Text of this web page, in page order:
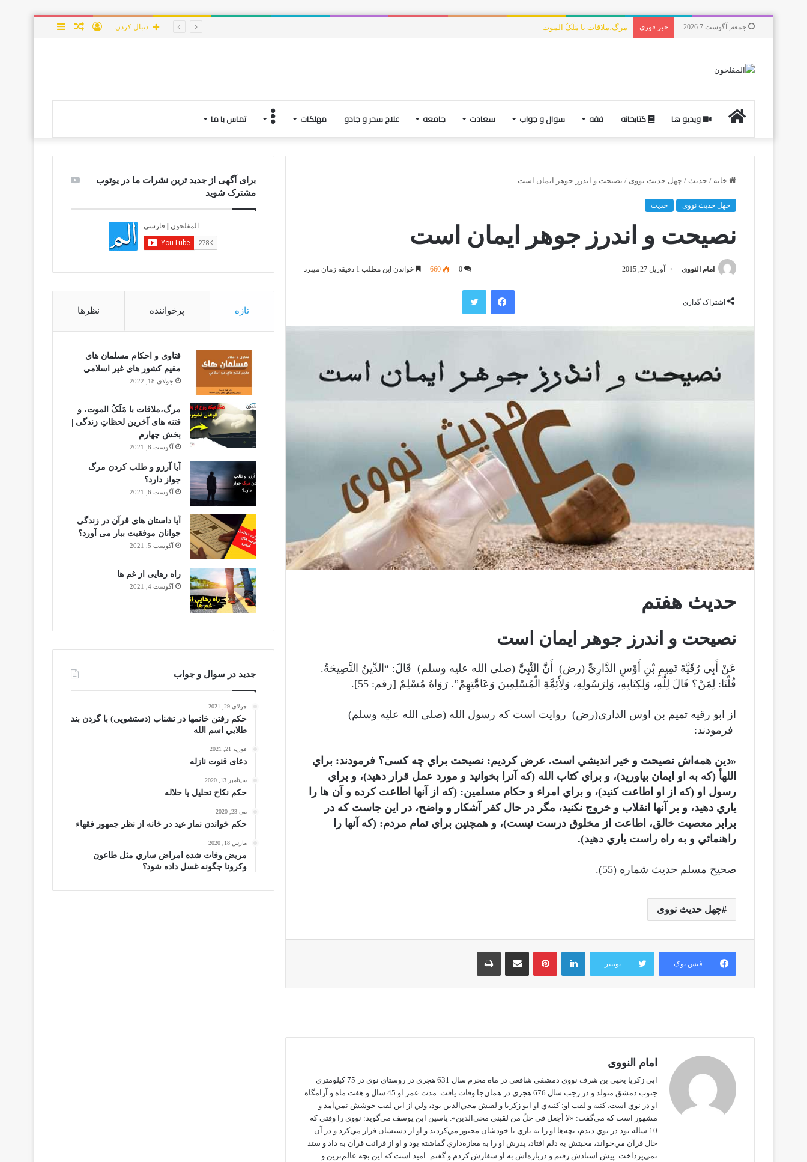
جمعه, آگوست 7 2026 خبر فوری مرگ،ملاقات با مَلَکُ الموت، و فتنه های آخرین لحظاتِ زندگی | بخش چهارم نوشته ورود دنبال کردن
ویدیو ها کتابخانه فقه سوال و جواب سعادت جامعه علاج سحر و جادو مهلکات تماس با ما
خانه / حدیث / چهل حدیث نووی / نصیحت و اندرز جوهر ایمان است
چهل حدیث نووی حدیث
نصیحت و اندرز جوهر ایمان است
امام النووی آوریل 27, 2015 0
660 خواندن این مطلب 1 دقیقه زمان میبرد
اشتراک گذاری
فیس بوک
حدیث هفتم
نصیحت و اندرز جوهر ایمان است
عَنْ أَبِي رُقَيَّةَ تَمِيمِ بْنِ أَوْسٍ الدَّارِيِّ (رض) أَنَّ النَّبِيَّ (صلی الله علیه وسلم) قَالَ: “الدِّينُ النَّصِيحَةُ.
قُلْنَا: لِمَنْ؟ قَالَ لِلَّهِ، وَلِكِتَابِهِ، وَلِرَسُولِهِ، وَلِأَئِمَّةِ الْمُسْلِمِينَ وَعَامَّتِهِمْ”. رَوَاهُ مُسْلِمٌ [رقم: 55].
از ابو ‌رقيه تميم بن اوس الدارى(رض) روايت است كه رسول الله (صلی الله علیه وسلم)
فرمودند:
«دين همه‌اش نصيحت و خير انديشي است. عرض کردیم: نصيحت براي چه كسى؟ فرمودند: براي
اللهأ (كه به او ايمان بياوريد)، و براي كتاب الله (كه آنرا بخوانيد و مورد عمل قرار دهيد)، و براي
رسول او (كه از او اطاعت كنيد)، و براي امراء و حكام مسلمين: (كه از آنها اطاعت كرده و آن ها را
ياري دهيد، و بر آنها انقلاب و خروج نكنيد، مگر در حال كفر آشكار و واضح، در اين جاست كه در
برابر معصيت خالق، اطاعت از مخلوق درست نيست)، و همچنين براي تمام مردم: (كه آنها را
راهنمائي و به راه راست ياري دهيد).
صحیح مسلم حدیث شماره (55).
چهل حدیث نووی
فیس بوک توییتر
لینکدین ‫پین‌ترست اشتراک گذاری از طریق ایمیل
امام النووی
ابى زكریا یحیی بن شرف نووی دمشقی شافعی در ماه محرم سال 631 هجري در روستاي نوي در 75 كيلومتري
جنوب دمشق متولد و در رجب سال 676 هجري در همان‌جا وفات يافت. مدت عمر او 45 سال و هفت ماه و آرامگاه
او در نوي است. كنيه و لقب او: كنيه‌ي او ابو زكريا و لقبش محي‌الدين بود، ولي از اين لقب خوشش ‌نمي‌آمد و
مشهور است كه مي‌گفت: «لا أجعل في حلّ من لقبني محي‌الدين». ياسين ابن يوسف مي‌گويد: نووي را وقتي كه
10 ساله بود در نوي ديدم، بچه‌ها او را به بازي با خودشان مجبور مي‌كردند و او از دستشان فرار مي‌كرد و در آن
حال قرآن مي‌خواند، محبتش به دلم افتاد، پدرش او را به مغازه‌داري گماشته بود و او از قرائت قرآن به داد و ستد
نمي‌پرداخت. پيش استادش رفتم و درباره‌اش به او سفارش كردم و گفتم: اميد است كه اين بچه عالم‌ترين و
برای آگهی از جدید ترین نشرات ما در یوتوب
مشترک شوید
تازه پرخواننده نظرها
فتاوى و احكام مسلمان هاي
مقيم كشور هاى غير اسلامي
جولای 18, 2022
مرگ،ملاقات با مَلَکُ الموت، و
فتنه های آخرین لحظاتِ زندگی |
بخش چهارم
آگوست 8, 2021
آیا آرزو و طلب کردن مرگ
جواز دارد؟
آگوست 6, 2021
آیا داستان های قرآن در زندگی
جوانان موفقیت ببار می آورد؟
آگوست 5, 2021
راه رهایی از غم ها
آگوست 4, 2021
جدید در سوال و جواب
جولای 29, 2021
حکم رفتن خانمها در تشناب (دستشویی) با گردن بند
طلايي اسم الله
فوریه 21, 2021
دعای قنوت نازله
سپتامبر 13, 2020
حکم نکاح تحلیل یا حلاله
می 23, 2020
حكم خواندن نماز عيد در خانه از نظر جمهور فقهاء
مارس 18, 2020
مریض وفات شده امراض ساري مثل طاعون
وكرونا چگونه غسل داده شود؟